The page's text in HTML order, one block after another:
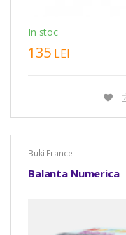
In stoc
135 LEI
Buki France
Balanta Numerica